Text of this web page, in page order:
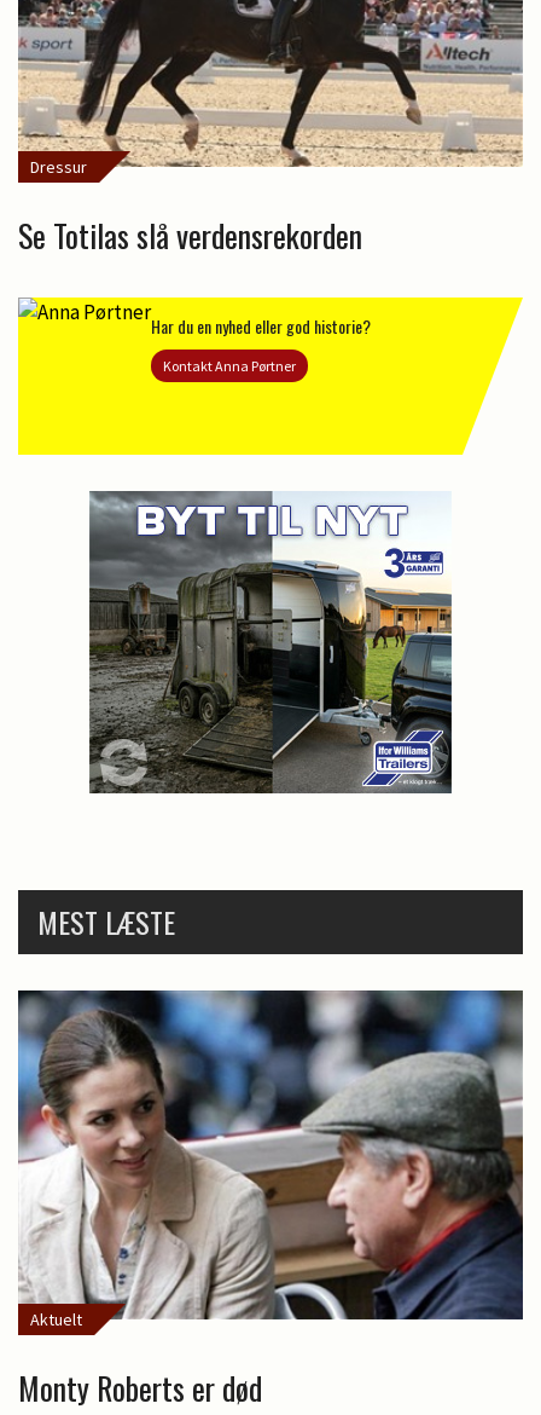
Dressur
Se Totilas slå verdensrekorden
Har du en nyhed eller god historie?
Kontakt Anna Pørtner
MEST LÆSTE
Aktuelt
Monty Roberts er død